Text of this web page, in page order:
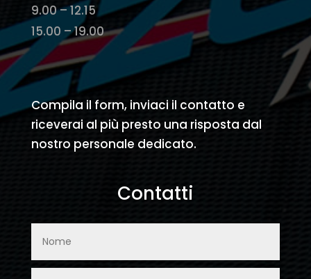
9.00 – 12.15
15.00 – 19.00
Compila il form, inviaci il contatto e
riceverai al più presto una risposta dal
nostro personale dedicato.
Contatti